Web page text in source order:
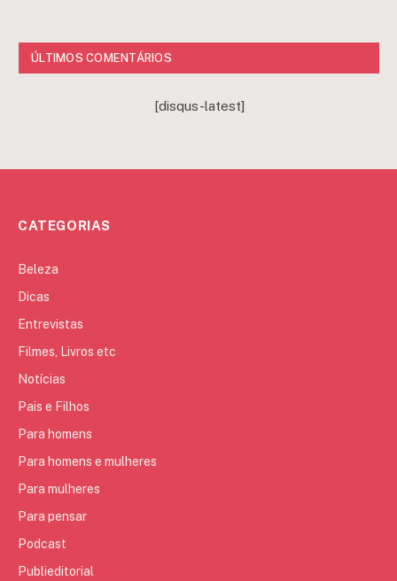
ÚLTIMOS COMENTÁRIOS
[disqus-latest]
CATEGORIAS
Beleza
Dicas
Entrevistas
Filmes, Livros etc
Notícias
Pais e Filhos
Para homens
Para homens e mulheres
Para mulheres
Para pensar
Podcast
Publieditorial